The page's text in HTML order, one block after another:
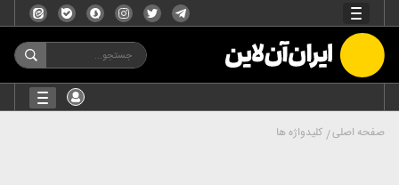
صفحه اصلی کلیدواژه ها